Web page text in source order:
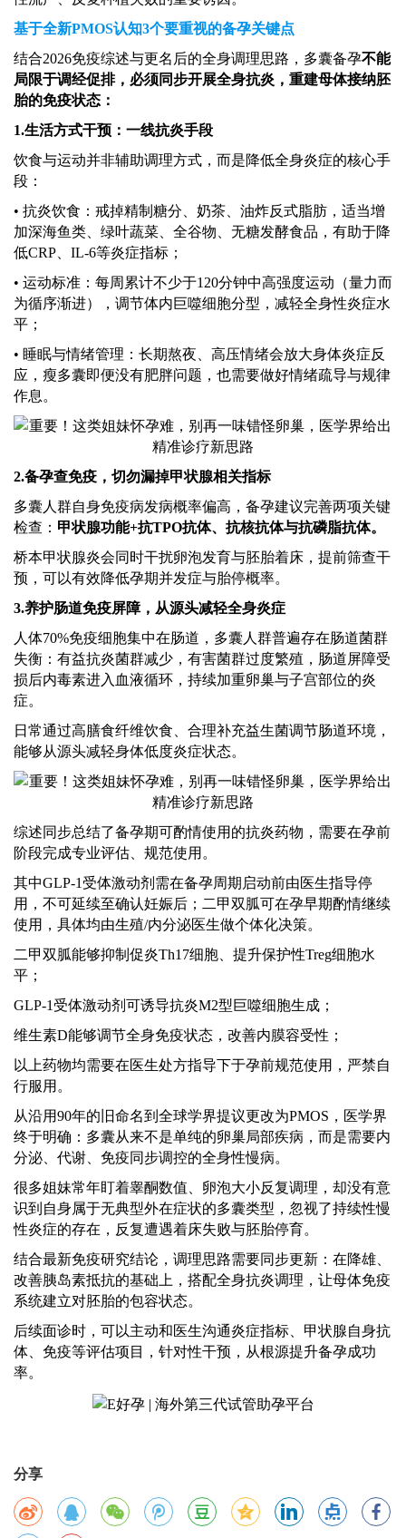
基于全新PMOS认知3个要重视的备孕关键点
结合2026免疫综述与更名后的全身调理思路，多囊备孕不能
局限于调经促排，必须同步开展全身抗炎，重建母体接纳胚
胎的免疫状态：
1.生活方式干预：一线抗炎手段
饮食与运动并非辅助调理方式，而是降低全身炎症的核心手
段：
• 抗炎饮食：戒掉精制糖分、奶茶、油炸反式脂肪，适当增
加深海鱼类、绿叶蔬菜、全谷物、无糖发酵食品，有助于降
低CRP、IL-6等炎症指标；
• 运动标准：每周累计不少于120分钟中高强度运动（量力而
为循序渐进），调节体内巨噬细胞分型，减轻全身性炎症水
平；
• 睡眠与情绪管理：长期熬夜、高压情绪会放大身体炎症反
应，瘦多囊即便没有肥胖问题，也需要做好情绪疏导与规律
作息。
2.备孕查免疫，切勿漏掉甲状腺相关指标
多囊人群自身免疫病发病概率偏高，备孕建议完善两项关键
检查： 甲状腺功能+抗TPO抗体、抗核抗体与抗磷脂抗体。
桥本甲状腺炎会同时干扰卵泡发育与胚胎着床，提前筛查干
预，可以有效降低孕期并发症与胎停概率。
3.养护肠道免疫屏障，从源头减轻全身炎症
人体70%免疫细胞集中在肠道，多囊人群普遍存在肠道菌群
失衡：有益抗炎菌群减少，有害菌群过度繁殖，肠道屏障受
损后内毒素进入血液循环，持续加重卵巢与子宫部位的炎
症。
日常通过高膳食纤维饮食、合理补充益生菌调节肠道环境，
能够从源头减轻身体低度炎症状态。
综述同步总结了备孕期可酌情使用的抗炎药物，需要在孕前
阶段完成专业评估、规范使用。
其中GLP‑1受体激动剂需在备孕周期启动前由医生指导停
用，不可延续至确认妊娠后；二甲双胍可在孕早期酌情继续
使用，具体均由生殖/内分泌医生做个体化决策。
二甲双胍能够抑制促炎Th17细胞、提升保护性Treg细胞水
平；
GLP‑1受体激动剂可诱导抗炎M2型巨噬细胞生成；
维生素D能够调节全身免疫状态，改善内膜容受性；
以上药物均需要在医生处方指导下于孕前规范使用，严禁自
行服用。
从沿用90年的旧命名到全球学界提议更改为PMOS，医学界
终于明确：多囊从来不是单纯的卵巢局部疾病，而是需要内
分泌、代谢、免疫同步调控的全身性慢病。
很多姐妹常年盯着睾酮数值、卵泡大小反复调理，却没有意
识到自身属于无典型外在症状的多囊类型，忽视了持续性慢
性炎症的存在，反复遭遇着床失败与胚胎停育。
结合最新免疫研究结论，调理思路需要同步更新：在降雄、
改善胰岛素抵抗的基础上，搭配全身抗炎调理，让母体免疫
系统建立对胚胎的包容状态。
后续面诊时，可以主动和医生沟通炎症指标、甲状腺自身抗
体、免疫等评估项目，针对性干预，从根源提升备孕成功
率。
分享